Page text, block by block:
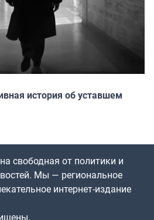
история об уставшем
свободная от политики и
Мы — региональное
интернет-издание